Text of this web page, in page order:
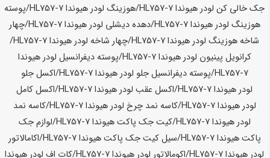
جک خالی کن لودرهیوندا HL757-7 /هوزینگ لودرهیوندا HL757-7
/پوسته
هوزینگ لودرهیوندا HL757-7 /دهده دیشلی لودرهیوندا HL757-7
/چهار
شاخه هوزینگ لودرهیوندا HL757-7 /چهار شاخه لودرهیوندا HL757-7
/
کرانویل پینیون لودرهیوندا HL757-7 /پوسته دیفرانسیل لودرهیوندا
HL757-7/پوسته دیفرانسیل جلو لودرهیوندا HL757-7
/اکسل جلو
لودرهیوندا HL757-7 /اکسل عقب لودرهیوندا HL757-7
/اکسل کامل
لودرهیوندا HL757-7 /کاسه نمد چرخ لودرهیوندا HL757-7
/کاسه نمد
لودرهیوندا HL757-7 /کیت جک پاکتهیوندا HL757-7
/لوازم جک
پاکتهیوندا HL757-7 /سیل کیت جک پاکتهیوندا HL757-7
/اکامالاتور
لودر هیوندا HL757-7 /اکومالاتور لودر هیوندا HL757-7 /کات اف لودر هیوندا